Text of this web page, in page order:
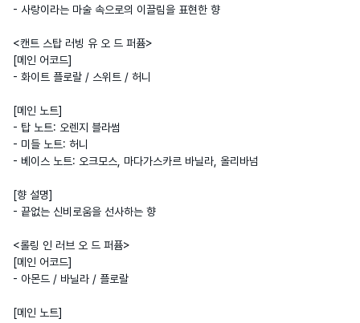
- 사랑이라는 마술 속으로의 이끌림을 표현한 향
<캔트 스탑 러빙 유 오 드 퍼퓸>
[메인 어코드]
- 화이트 플로랄 / 스위트 / 허니
[메인 노트]
- 탑 노트: 오렌지 블라썸
- 미들 노트: 허니
- 베이스 노트: 오크모스, 마다가스카르 바닐라, 올리바넘
[향 설명]
- 끝없는 신비로움을 선사하는 향
<롤링 인 러브 오 드 퍼퓸>
[메인 어코드]
- 아몬드 / 바닐라 / 플로랄
[메인 노트]